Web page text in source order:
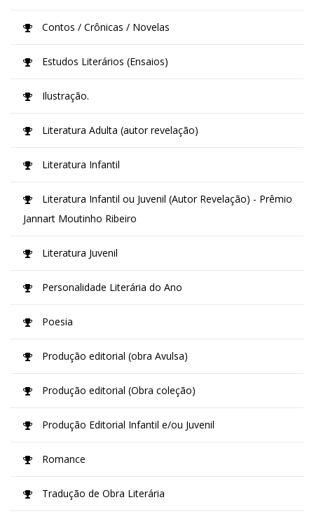
Contos / Crônicas / Novelas
Estudos Literários (Ensaios)
Ilustração.
Literatura Adulta (autor revelação)
Literatura Infantil
Literatura Infantil ou Juvenil (Autor Revelação) - Prêmio
Jannart Moutinho Ribeiro
Literatura Juvenil
Personalidade Literária do Ano
Poesia
Produção editorial (obra Avulsa)
Produção editorial (Obra coleção)
Produção Editorial Infantil e/ou Juvenil
Romance
Tradução de Obra Literária